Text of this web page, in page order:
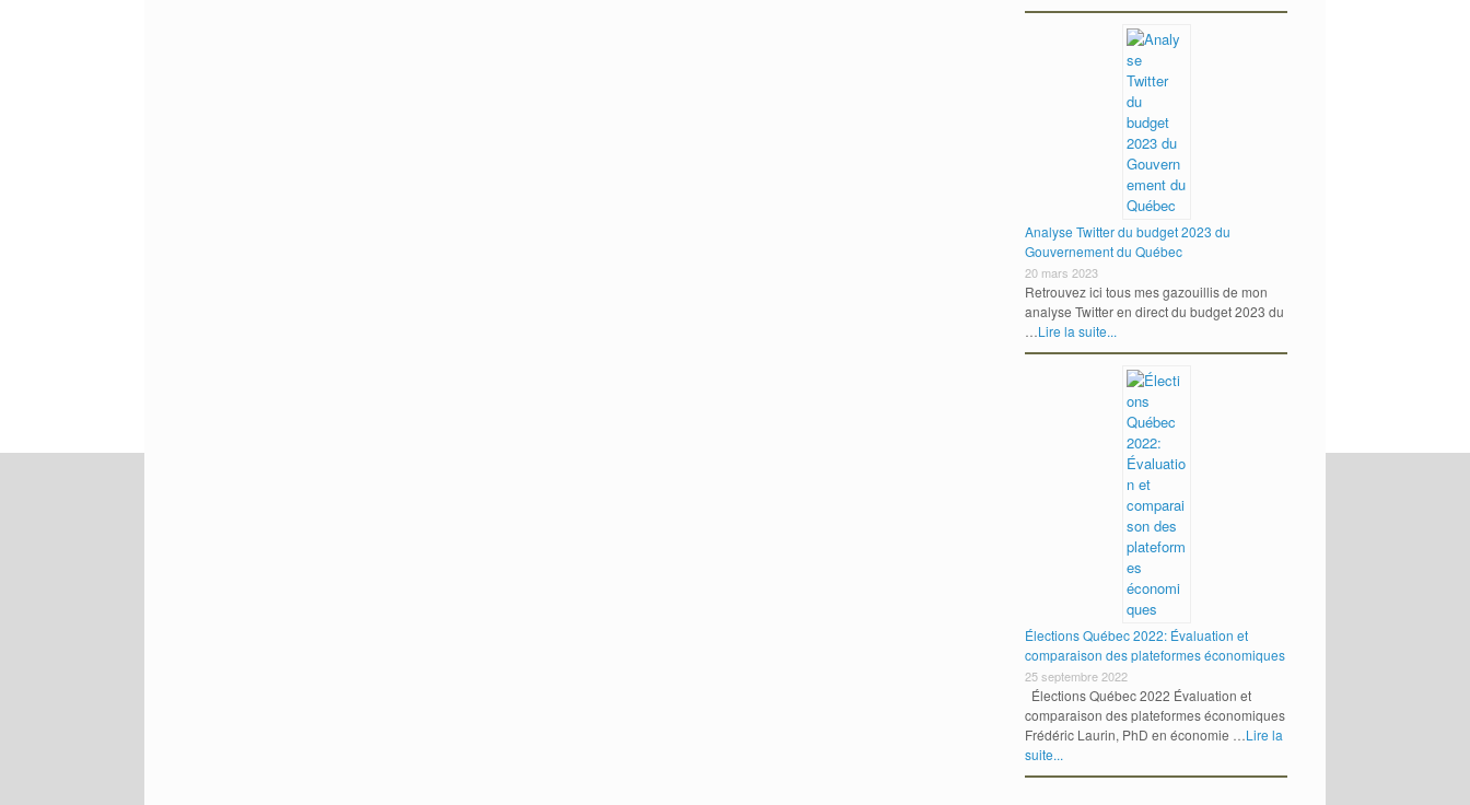
Analyse Twitter du budget 2023 du
Gouvernement du Québec
20 mars 2023
Retrouvez ici tous mes gazouillis de mon
analyse Twitter en direct du budget 2023 du
…Lire la suite...
Élections Québec 2022: Évaluation et
comparaison des plateformes économiques
25 septembre 2022
Élections Québec 2022 Évaluation et
comparaison des plateformes économiques
Frédéric Laurin, PhD en économie …Lire la
suite...